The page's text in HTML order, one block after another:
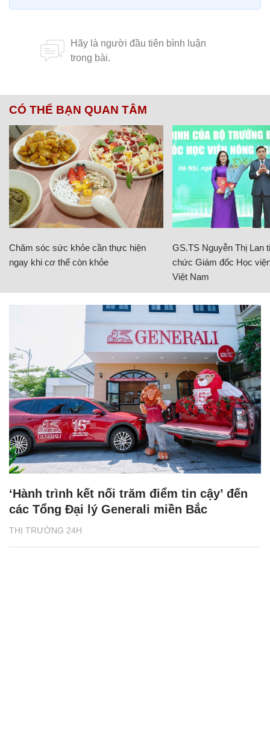
CÓ THỂ BẠN QUAN TÂM
Chăm sóc sức khỏe cần thực hiện
ngay khi cơ thể còn khỏe
GS.TS Nguyễn Thị Lan
chức Giám đốc Học
Việt Nam
THỊ TRƯỜNG 24H
‘Hành trình kết nối trăm điểm tin cậy’ đến
các Tổng Đại lý Generali miền Bắc